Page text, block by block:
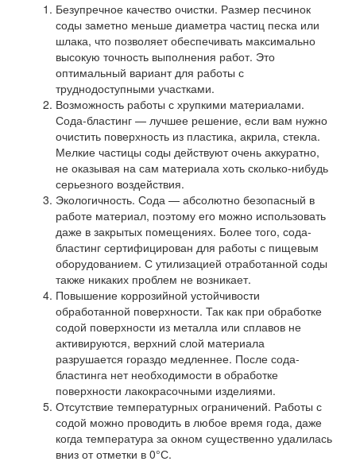
Безупречное качество очистки. Размер песчинок
соды заметно меньше диаметра частиц песка или
шлака, что позволяет обеспечивать максимально
высокую точность выполнения работ. Это
оптимальный вариант для работы с
труднодоступными участками.
Возможность работы с хрупкими материалами.
Сода-бластинг — лучшее решение, если вам нужно
очистить поверхность из пластика, акрила, стекла.
Мелкие частицы соды действуют очень аккуратно,
не оказывая на сам материала хоть сколько-нибудь
серьезного воздействия.
Экологичность. Сода — абсолютно безопасный в
работе материал, поэтому его можно использовать
даже в закрытых помещениях. Более того, сода-
бластинг сертифицирован для работы с пищевым
оборудованием. С утилизацией отработанной соды
также никаких проблем не возникает.
Повышение коррозийной устойчивости
обработанной поверхности. Так как при обработке
содой поверхности из металла или сплавов не
активируются, верхний слой материала
разрушается гораздо медленнее. После сода-
бластинга нет необходимости в обработке
поверхности лакокрасочными изделиями.
Отсутствие температурных ограничений. Работы с
содой можно проводить в любое время года, даже
когда температура за окном существенно удалилась
вниз от отметки в 0°С.